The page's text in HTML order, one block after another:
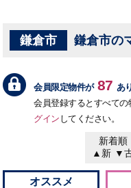
鎌倉市 鎌倉市の
会員限定物件が 87 あ
会員登録するとすべて
グイン してください。
新着順
▲新 ▼
オススメ